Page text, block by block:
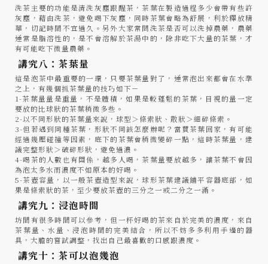
洗茶主要的功能是清洗灰塵跟醒茶，茶葉在製造過程多少會帶有些許
灰塵，藉由洗茶，避免喝下灰塵，同時茶葉會略為舒展，利於釋放精
華，切記時間不宜過久。另外大家常問洗茶是否可以洗掉農藥，農藥
通常是脂溶性的，是不會溶解於茶湯中的，除非吃下大量的茶葉，才
有可能吃下微量農藥。
講究八：茶葉量
這是泡茶中最重要的一環，只要茶葉量對了，通常泡出來都會在水準
之上，有幾個抓茶葉量的技巧如下－
1-茶葉量量是重量，不是體積，如果是較蓬鬆的茶葉，目視的量一定
要放的比球狀的茶葉稍微多些。
2-以不同形狀的茶葉量來說，球型＞條索狀、散狀＞細碎條索。
3-但若遇到同種茶葉，形狀不同該怎麼辦呢？當買茶葉回家，有可能
經過幾壓碰撞等因素，底下的茶葉會稍微變碎一點，這時茶葉量，建
議完整形狀＞破碎形狀，避免過濃。
4-喝茶的人數也有關係，越多人喝，茶葉量要放越多，讓茶葉不會因
為泡太多水而濃度不如原本的好喝。
5-茶壺容量，以一般茶壺造型來說，球形茶葉建議鋪平容器底部，如
果是條索狀的茶，至少要放茶壺的三分之一或二分之一滿。
講究九：浸泡時間
坊間有很多時間可以參考，但一杯好喝的茶來自於完美的濃度，來自
茶葉量、水量、浸泡時間的完美結合，所以不妨多多利用手邊的器
具，大膽的嘗試調整，找出自己最喜歡的口感跟濃度。
講究十：茶可以泡幾泡